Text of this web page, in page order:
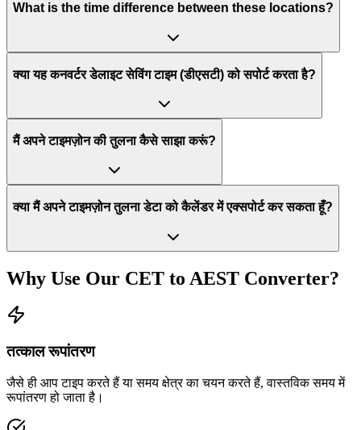
What is the time difference between these locations?
क्या यह कनवर्टर डेलाइट सेविंग टाइम (डीएसटी) को सपोर्ट करता है?
मैं अपने टाइमज़ोन की तुलना कैसे साझा करूं?
क्या मैं अपने टाइमज़ोन तुलना डेटा को कैलेंडर में एक्सपोर्ट कर सकता हूँ?
Why Use Our CET to AEST Converter?
तत्काल रूपांतरण
जैसे ही आप टाइप करते हैं या समय क्षेत्र का चयन करते हैं, वास्तविक समय में
रूपांतरण हो जाता है।